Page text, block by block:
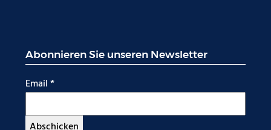
Abonnieren Sie unseren Newsletter
Email *